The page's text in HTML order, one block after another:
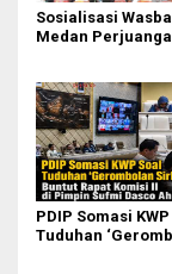
Sosialisasi
Medan
Anak
PDIP Somasi
Tuduhan